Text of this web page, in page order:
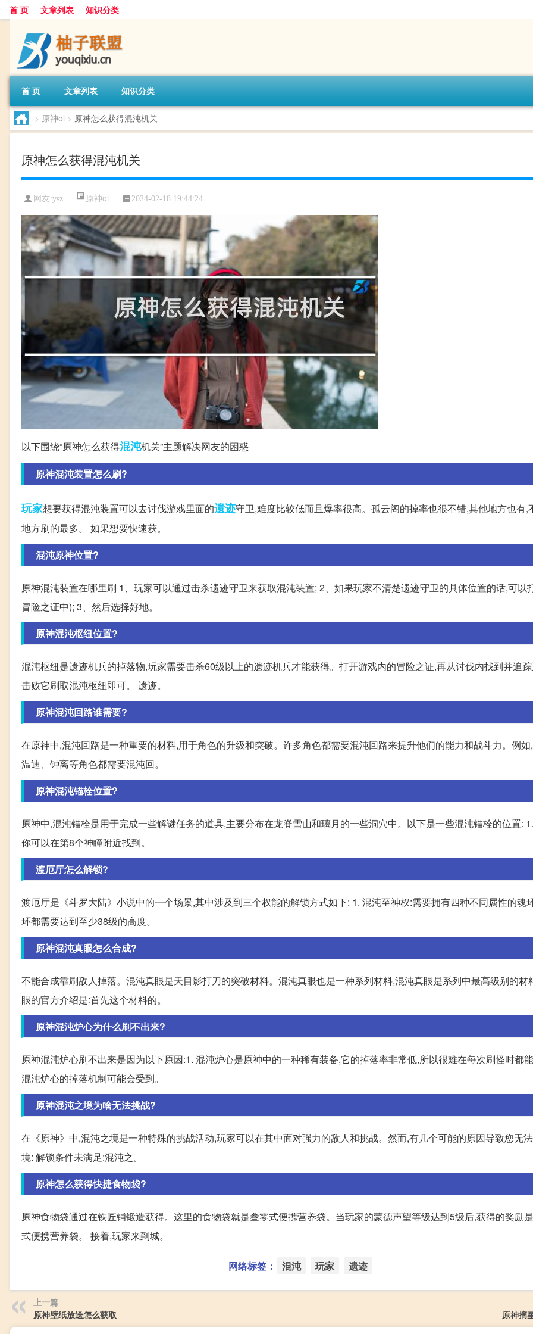
首 页 文章列表 知识分类
首 页 文章列表 知识分类
> 原神ol > 原神怎么获得混沌机关
原神怎么获得混沌机关
网友:ysz 原神ol 2024-02-18 19:44:24
以下围绕“原神怎么获得混沌机关”主题解决网友的困惑
原神混沌装置怎么刷?
玩家想要获得混沌装置可以去讨伐游戏里面的遗迹守卫,难度比较低而且爆率很高。孤云阁的掉率也很不错,其他地方也有,
地方刷的最多。 如果想要快速获。
混沌原神位置?
原神混沌装置在哪里刷 1、玩家可以通过击杀遗迹守卫来获取混沌装置; 2、如果玩家不清楚遗迹守卫的具体位置的话,可以
冒险之证中); 3、然后选择好地。
原神混沌枢纽位置?
混沌枢纽是遗迹机兵的掉落物,玩家需要击杀60级以上的遗迹机兵才能获得。打开游戏内的冒险之证,再从讨伐内找到并追
击败它刷取混沌枢纽即可。 遗迹。
原神混沌回路谁需要?
在原神中,混沌回路是一种重要的材料,用于角色的升级和突破。许多角色都需要混沌回路来提升他们的能力和战斗力。例如,
温迪、钟离等角色都需要混沌回。
原神混沌锚栓位置?
原神中,混沌锚栓是用于完成一些解谜任务的道具,主要分布在龙脊雪山和璃月的一些洞穴中。以下是一些混沌锚栓的位置:
你可以在第8个神瞳附近找到。
渡厄厅怎么解锁?
渡厄厅是《斗罗大陆》小说中的一个场景,其中涉及到三个权能的解锁方式如下: 1. 混沌至神权:需要拥有四种不同属性的魂
环都需要达到至少38级的高度。
原神混沌真眼怎么合成?
不能合成靠刷敌人掉落。混沌真眼是天目影打刀的突破材料。混沌真眼也是一种系列材料,混沌真眼是系列中最高级别的材
眼的官方介绍是:首先这个材料的。
原神混沌炉心为什么刷不出来?
原神混沌炉心刷不出来是因为以下原因:1. 混沌炉心是原神中的一种稀有装备,它的掉落率非常低,所以很难在每次刷怪时都
混沌炉心的掉落机制可能会受到。
原神混沌之境为啥无法挑战?
在《原神》中,混沌之境是一种特殊的挑战活动,玩家可以在其中面对强力的敌人和挑战。然而,有几个可能的原因导致您无
境: 解锁条件未满足:混沌之。
原神怎么获得快捷食物袋?
原神食物袋通过在铁匠铺锻造获得。这里的食物袋就是叁零式便携营养袋。当玩家的蒙德声望等级达到5级后,获得的奖励
式便携营养袋。 接着,玩家来到城。
网络标签： 混沌 玩家 遗迹
上一篇
原神壁纸放送怎么获取
原神摘